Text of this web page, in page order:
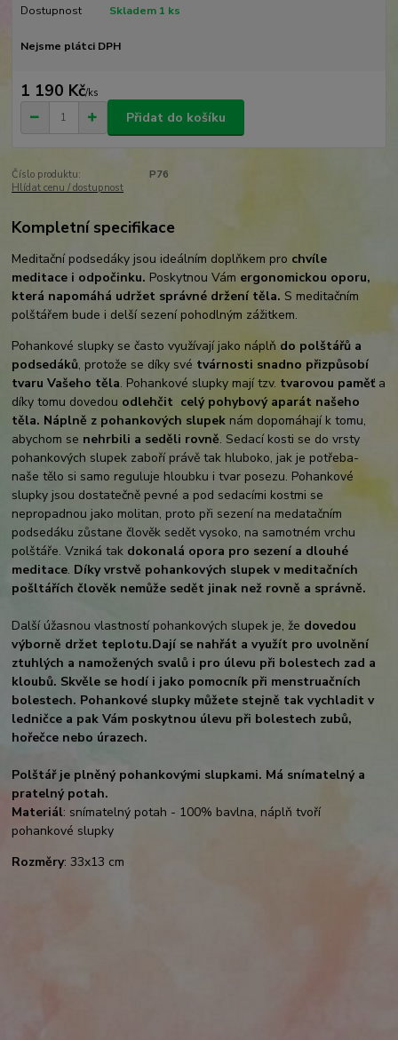
Dostupnost Skladem 1 ks
Nejsme plátci DPH
1 190 Kč/ks
Přidat do košíku
Číslo produktu:
P76
Hlídat cenu / dostupnost
Kompletní specifikace
Meditační podsedáky jsou ideálním doplňkem pro chvíle
meditace i odpočinku. Poskytnou Vám ergonomickou oporu,
která napomáhá udržet správné držení těla. S meditačním
polštářem bude i delší sezení pohodlným zážitkem.
Pohankové slupky se často využívají jako náplň do polštářů a
podsedáků, protože se díky své tvárnosti snadno přizpůsobí
tvaru Vašeho těla. Pohankové slupky mají tzv. tvarovou paměť a
díky tomu dovedou odlehčit celý pohybový aparát našeho
těla. Náplně z pohankových slupek nám dopomáhají k tomu,
abychom se nehrbili a seděli rovně. Sedací kosti se do vrsty
pohankových slupek zaboří právě tak hluboko, jak je potřeba-
naše tělo si samo reguluje hloubku i tvar posezu. Pohankové
slupky jsou dostatečně pevné a pod sedacími kostmi se
nepropadnou jako molitan, proto při sezení na medatačním
podsedáku zůstane člověk sedět vysoko, na samotném vrchu
polštáře. Vzniká tak dokonalá opora pro sezení a dlouhé
meditace. Díky vrstvě pohankových slupek v meditačních
pošltářích člověk nemůže sedět jinak než rovně a správně.
Další úžasnou vlastností pohankových slupek je, že dovedou
výborně držet teplotu.Dají se nahřát a využít pro uvolnění
ztuhlých a namožených svalů i pro úlevu při bolestech zad a
kloubů. Skvěle se hodí i jako pomocník při menstruačních
bolestech. Pohankové slupky můžete stejně tak vychladit v
ledničce a pak Vám poskytnou úlevu při bolestech zubů,
hořečce nebo úrazech.
Polštář je plněný pohankovými slupkami. Má snímatelný a
pratelný potah.
Materiál: snímatelný potah - 100% bavlna, náplň tvoří
pohankové slupky
Rozměry: 33x13 cm